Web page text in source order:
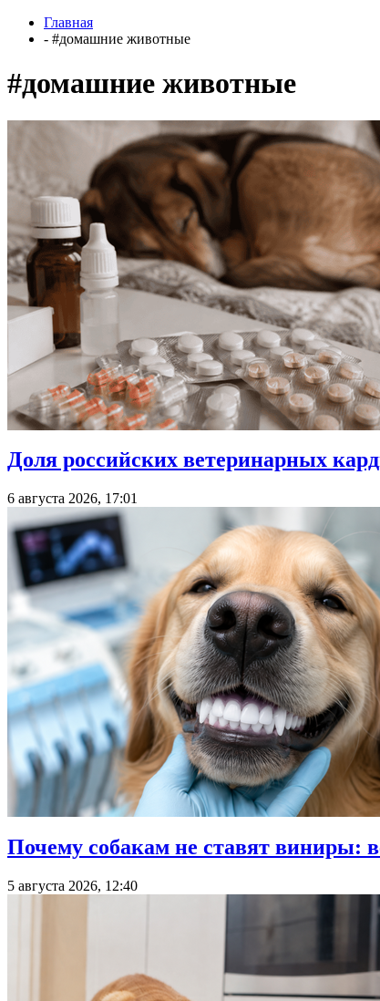
Главная
- #домашние животные
#домашние животные
Доля российских ветеринарных
6 августа 2026, 17:01
Почему собакам не ставят виниры:
5 августа 2026, 12:40